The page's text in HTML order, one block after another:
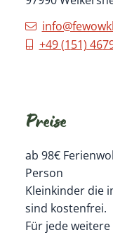
+49 (151) 46
Preise
ab 98€
Person
Kleinkinder die
sind kostenfrei.
Für jede